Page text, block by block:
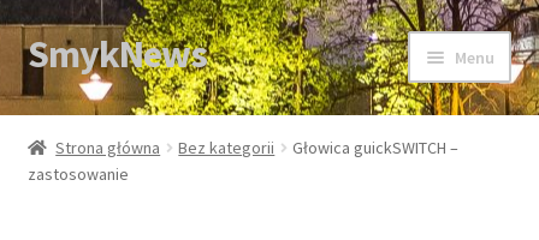
Przejdź
do
nawigacji
Przejdź
do
treści
SmykNews Menu
Strona główna
Strona główna Bez kategorii
Głowica guickSWITCH –
zastosowanie